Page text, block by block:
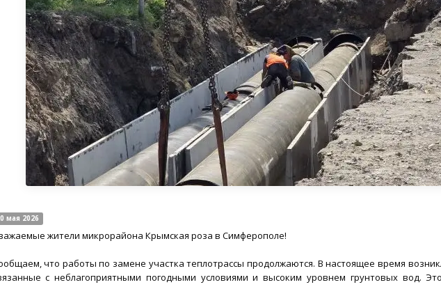
мая 2026
жители микрорайона Крымская роза в Симферополе!
что работы по замене участка теплотрассы продолжаются. В настоящее время
с неблагоприятными погодными условиями и высоким уровнем грунтовых вод.